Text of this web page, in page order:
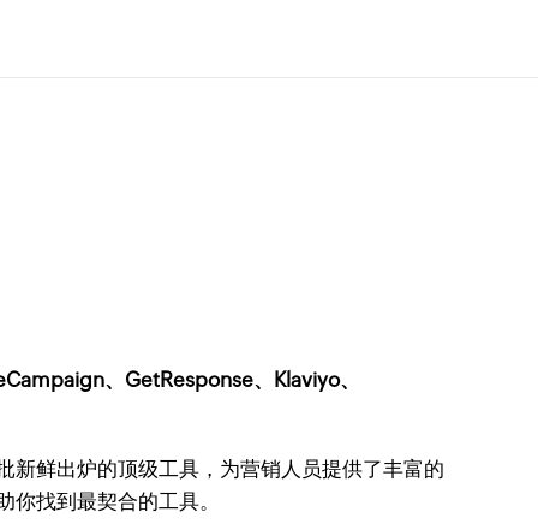
、GetResponse、Klaviyo、
鲜出炉的顶级工具，为营销人员提供了丰富的
找到最契合的工具。